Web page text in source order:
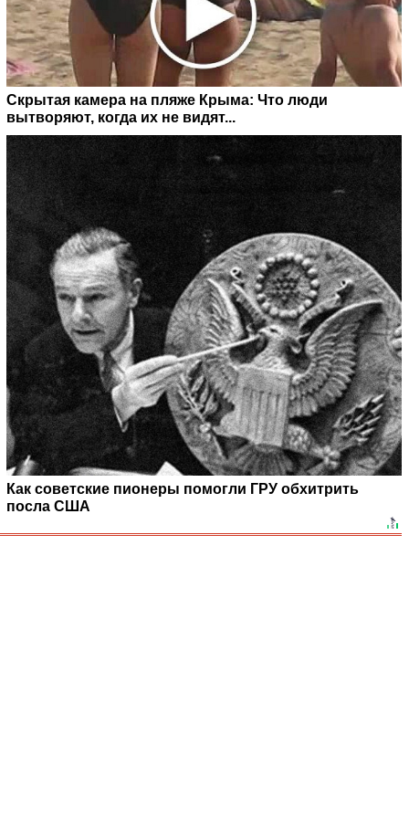
Скрытая камера на пляже Крыма: Что люди
вытворяют, когда их не видят...
Как советские пионеры помогли ГРУ обхитрить
посла США